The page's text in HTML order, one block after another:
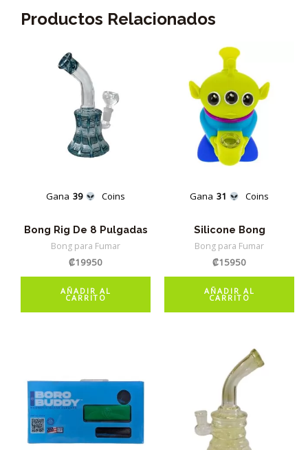
Productos Relacionados
Gana 39 Coins
Bong Rig De 8 Pulgadas
Bong para Fumar
₡19950
AÑADIR AL
CARRITO
Gana 31 Coins
Silicone Bong
Bong para Fumar
₡15950
AÑADIR AL
CARRITO